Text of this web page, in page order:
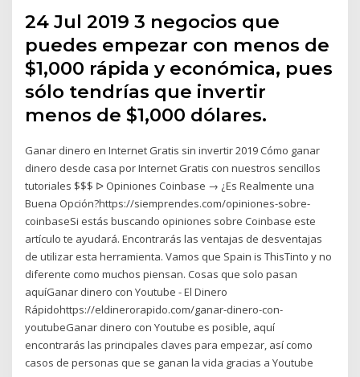
24 Jul 2019 3 negocios que
puedes empezar con menos de
$1,000 rápida y económica, pues
sólo tendrías que invertir
menos de $1,000 dólares.
Ganar dinero en Internet Gratis sin invertir 2019 Cómo ganar
dinero desde casa por Internet Gratis con nuestros sencillos
tutoriales $$$ ᐅ Opiniones Coinbase → ¿Es Realmente una
Buena Opción?https://siemprendes.com/opiniones-sobre-
coinbaseSi estás buscando opiniones sobre Coinbase este
artículo te ayudará. Encontrarás las ventajas de desventajas
de utilizar esta herramienta. Vamos que Spain is ThisTinto y no
diferente como muchos piensan. Cosas que solo pasan
aquíGanar dinero con Youtube - El Dinero
Rápidohttps://eldinerorapido.com/ganar-dinero-con-
youtubeGanar dinero con Youtube es posible, aquí
encontrarás las principales claves para empezar, así como
casos de personas que se ganan la vida gracias a Youtube